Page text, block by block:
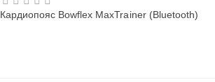
Кардиопояс Bowflex MaxTrainer (Bluetooth)